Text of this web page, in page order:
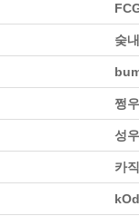
숮
쩡
성우
카